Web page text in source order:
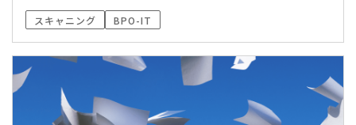
スキャニング BPO-IT